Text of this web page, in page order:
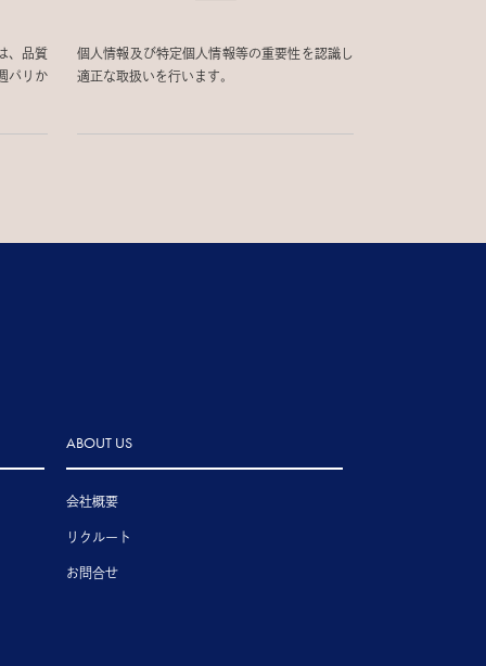
、品質
パリか
個人情報及び特定個人情報等の重要性を認識し
適正な取扱いを行います。
ABOUT US
会社概要
リクルート
お問合せ